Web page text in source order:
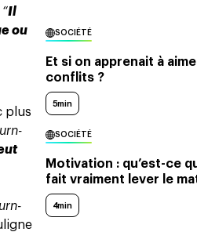
“Il
ou
plus
SOCIÉTÉ
Et si on apprenait à
conflits ?
5min
SOCIÉTÉ
Motivation : qu’est-ce
fait vraiment lever le
4min